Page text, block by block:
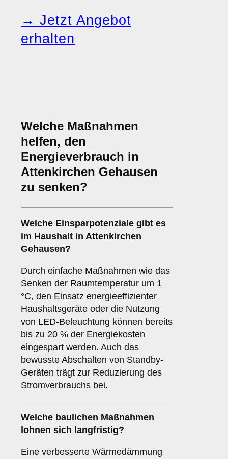
→ Jetzt Angebot
erhalten
Welche Maßnahmen
helfen, den
Energieverbrauch in
Attenkirchen Gehausen
zu senken?
Welche Einsparpotenziale gibt es
im Haushalt in Attenkirchen
Gehausen?
Durch einfache Maßnahmen wie das
Senken der Raumtemperatur um 1
°C, den Einsatz energieeffizienter
Haushaltsgeräte oder die Nutzung
von LED-Beleuchtung können bereits
bis zu 20 % der Energiekosten
eingespart werden. Auch das
bewusste Abschalten von Standby-
Geräten trägt zur Reduzierung des
Stromverbrauchs bei.
Welche baulichen Maßnahmen
lohnen sich langfristig?
Eine verbesserte Wärmedämmung